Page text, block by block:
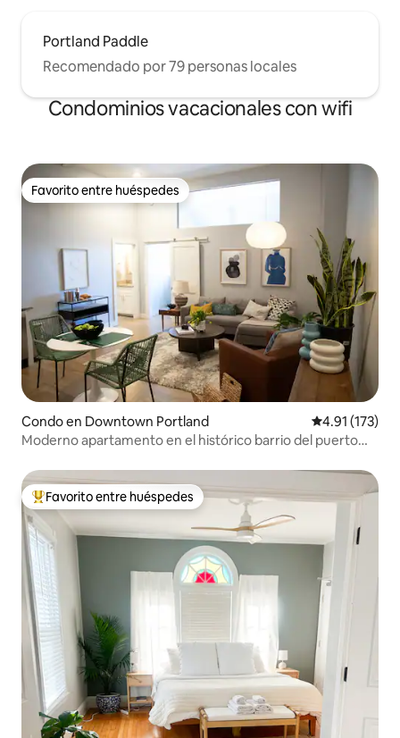
Portland Paddle
Recomendado por 79 personas locales
Condominios vacacionales con wifi
Favorito entre huéspedes
Favorito entre huéspedes
Condo en Downtown Portland Calificación
4.91 (173)
Moderno apartamento en el histórico barrio del puerto
Favorito entre huéspedes preferido
Favorito entre huéspedes